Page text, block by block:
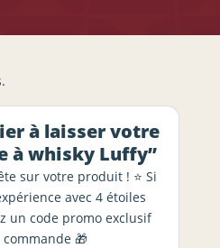
à laisser votre
à whisky Luffy”
sur votre produit ! ⭐ Si
avec 4 étoiles
un code promo exclusif
🎁